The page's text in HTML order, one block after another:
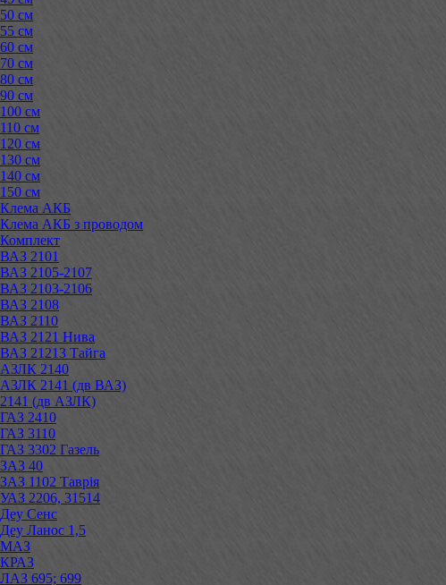
50 см
55 см
60 см
70 см
80 см
90 см
100 см
110 см
120 см
130 см
140 см
150 см
Клема АКБ
Клема АКБ з проводом
Комплект
ВАЗ 2101
ВАЗ 2105-2107
ВАЗ 2103-2106
ВАЗ 2108
ВАЗ 2110
ВАЗ 2121 Нива
ВАЗ 21213 Тайга
АЗЛК 2140
АЗЛК 2141 (дв ВАЗ)
2141 (дв АЗЛК)
ГАЗ 2410
ГАЗ 3110
ГАЗ 3302 Газель
ЗАЗ 40
ЗАЗ 1102 Таврія
УАЗ 2206, 31514
Деу Сенс
Деу Ланос 1,5
МАЗ
КРАЗ
ЛАЗ 695; 699